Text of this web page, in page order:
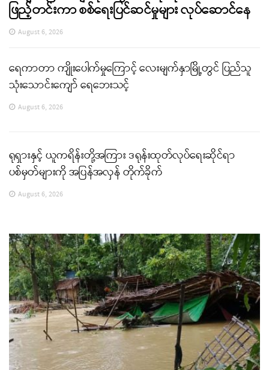
ဖြည့်တင်းကာ စစ်ရေးပြင်ဆင်မှုများ လုပ်ဆောင်နေ
August 6, 2026
ရေကာတာ ကျိုးပေါက်မှုကြောင့် လေးမျက်နှာမြို့တွင် ပြည်သူ
သုံးသောင်းကျော် ရေဘေးသင့်
August 6, 2026
ရုရှားနှင့် ယူကရိန်းတို့အကြား ဒရုန်းထုတ်လုပ်ရေးဆိုင်ရာ
ပစ်မှတ်များကို အပြန်အလှန် တိုက်ခိုက်
August 6, 2026